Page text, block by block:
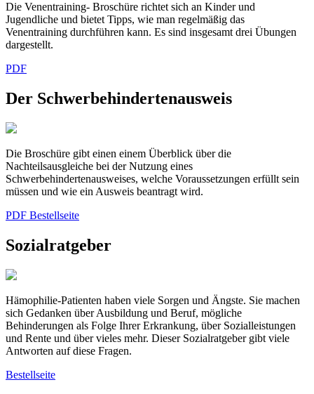
Die Venentraining- Broschüre richtet sich an Kinder und
Jugendliche und bietet Tipps, wie man regelmäßig das
Venentraining durchführen kann. Es sind insgesamt drei Übungen
dargestellt.
PDF
Der Schwerbehindertenausweis
Die Broschüre gibt einen einem Überblick über die
Nachteilsausgleiche bei der Nutzung eines
Schwerbehindertenausweises, welche Voraussetzungen erfüllt sein
müssen und wie ein Ausweis beantragt wird.
PDF Bestellseite
Sozialratgeber
Hämophilie-Patienten haben viele Sorgen und Ängste. Sie machen
sich Gedanken über Ausbildung und Beruf, mögliche
Behinderungen als Folge Ihrer Erkrankung, über Sozialleistungen
und Rente und über vieles mehr. Dieser Sozialratgeber gibt viele
Antworten auf diese Fragen.
Bestellseite